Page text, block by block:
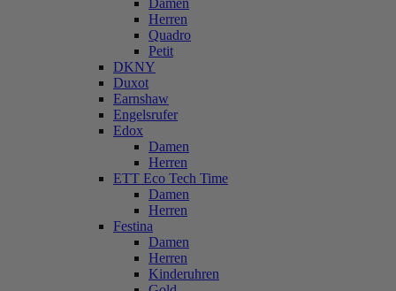
Damen
Herren
Quadro
Petit
DKNY
Duxot
Earnshaw
Engelsrufer
Edox
Damen
Herren
ETT Eco Tech Time
Damen
Herren
Festina
Damen
Herren
Kinderuhren